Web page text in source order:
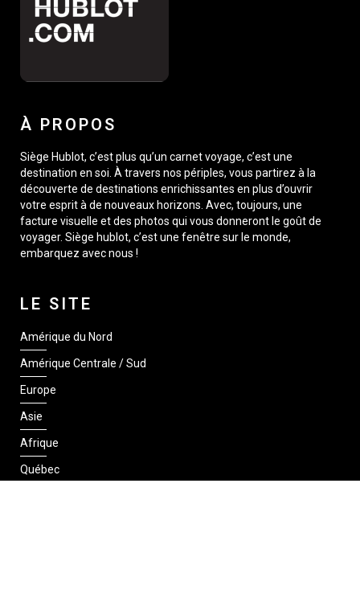
À PROPOS
Siège Hublot, c’est plus qu’un carnet voyage, c’est une
destination en soi. À travers nos périples, vous partirez à la
découverte de destinations enrichissantes en plus d’ouvrir
votre esprit à de nouveaux horizons. Avec, toujours, une
facture visuelle et des photos qui vous donneront le goût de
voyager. Siège hublot, c’est une fenêtre sur le monde,
embarquez avec nous !
LE SITE
Amérique du Nord
Amérique Centrale / Sud
Europe
Asie
Afrique
Québec